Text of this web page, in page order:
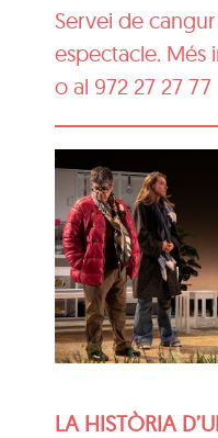
Servei de
espectacle. Més
o al 972 27 27 77
LA HISTÒRIA